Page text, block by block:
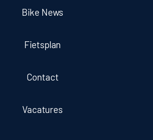
Bike News
Fietsplan
Contact
Vacatures